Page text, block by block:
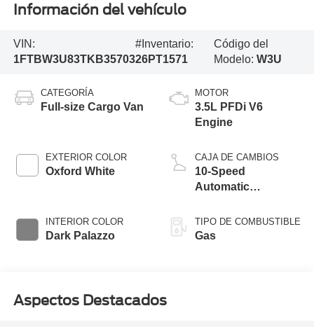
Información del vehículo
VIN:
1FTBW3U83TKB35703
#Inventario:
26PT1571
Código del
Modelo:W3U
CATEGORÍA
Full-size Cargo Van
EXTERIOR COLOR
Oxford White
INTERIOR COLOR
Dark Palazzo
MOTOR
3.5L PFDi V6
Engine
CAJA DE CAMBIOS
10-Speed
Automatic
SelectShift®
Transmission
TIPO DE COMBUSTIBLE
Gas
Aspectos Destacados